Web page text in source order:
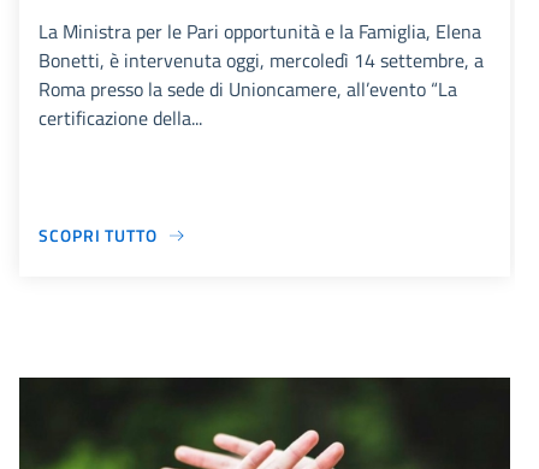
La Ministra per le Pari opportunità e la Famiglia, Elena
Bonetti, è intervenuta oggi, mercoledì 14 settembre, a
Roma presso la sede di Unioncamere, all’evento “La
certificazione della...
SCOPRI TUTTO